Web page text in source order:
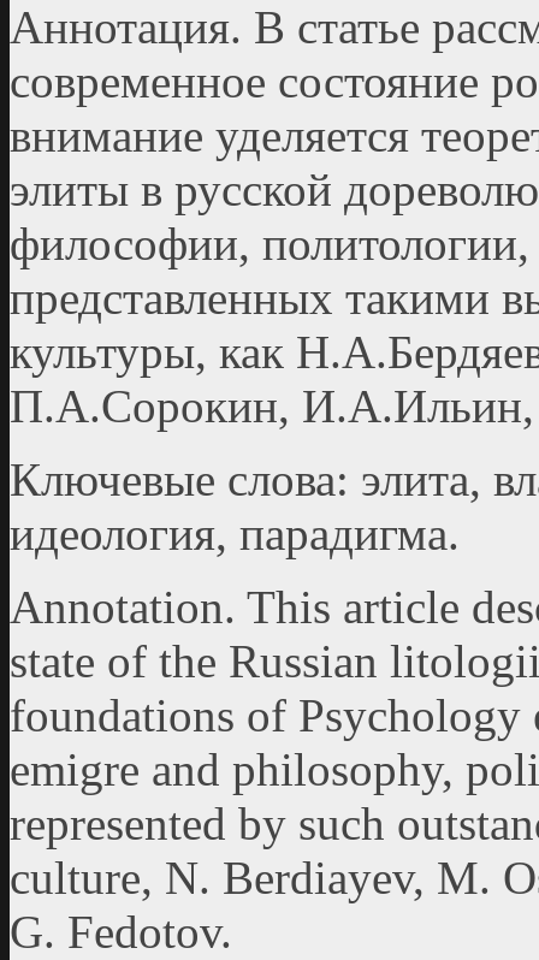
Аннотация. В статье
современное состояние
внимание уделяется
элиты в русской
философии,
представленных такими
куль­туры, как
П.А.Сорокин, И.А.Ильин,
Ключевые слова: элита,
идеология, парадигма.
Annotation. This article
state of the Russian
foundations of
emigre and philosophy,
represented by such
culture, N. Berdiayev, М.
G. Fedotov.